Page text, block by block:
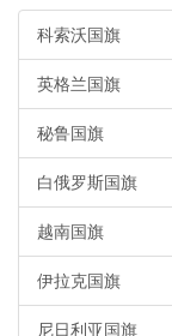
科索沃国旗
英格兰国旗
秘鲁国旗
白俄罗斯国旗
越南国旗
伊拉克国旗
尼日利亚国旗